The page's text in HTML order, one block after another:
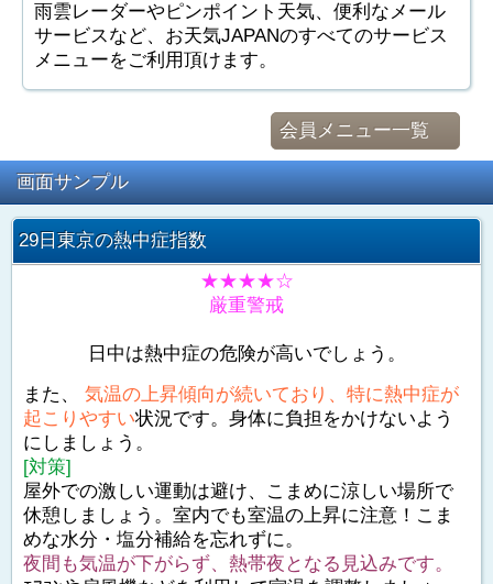
雨雲レーダーやピンポイント天気、便利なメール
サービスなど、お天気JAPANのすべてのサービス
メニューをご利用頂けます。
会員メニュー一覧
画面サンプル
29日東京の熱中症指数
★★★★☆
厳重警戒
日中は熱中症の危険が高いでしょう。
また、 気温の上昇傾向が続いており、特に熱中症が
起こりやすい状況です。身体に負担をかけないよう
にしましょう。
[対策]
屋外での激しい運動は避け、こまめに涼しい場所で
休憩しましょう。室内でも室温の上昇に注意！こま
めな水分・塩分補給を忘れずに。
夜間も気温が下がらず、熱帯夜となる見込みです。